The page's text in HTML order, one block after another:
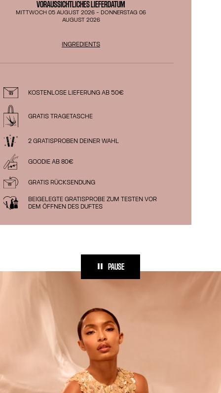
VORAUSSICHTLICHES LIEFERDATUM
MITTWOCH 05 AUGUST 2026 - DONNERSTAG 06
AUGUST 2026
INGREDIENTS
KOSTENLOSE LIEFERUNG AB 50€
GRATIS TRAGETASCHE
2 GRATISPROBEN DEINER WAHL
GOODIE AB 80€
GRATIS RÜCKSENDUNG
BEIGELEGTE GRATISPROBE ZUM TESTEN VOR
DEM ÖFFNEN DES DUFTES
PAUSE